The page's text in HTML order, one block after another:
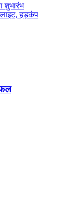
शुभारंभ
लाइट, हड़कंप